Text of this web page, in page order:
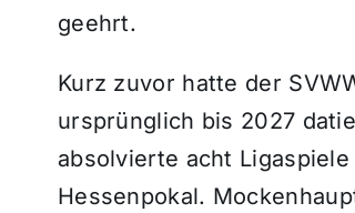
geehrt.
Kurz zuvor hatte der
ursprünglich bis 2027
absolvierte acht
Hessenpokal.